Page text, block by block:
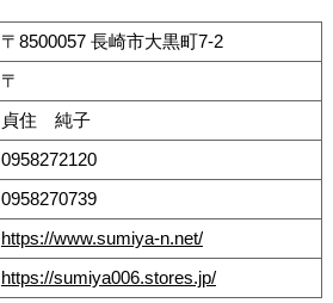
〒8500057 長崎市大黒町7-2
〒
貞住 純子
0958272120
0958270739
https://www.sumiya-n.net/
https://sumiya006.stores.jp/